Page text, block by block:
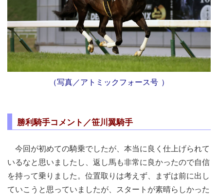
（写真／アトミックフォース号 ）
勝利騎手コメント／笹川翼騎手
今回が初めての騎乗でしたが、本当に良く仕上げられて
いるなと思いましたし、返し馬も非常に良かったので自信
を持って乗りました。位置取りは考えず、まずは前に出し
ていこうと思っていましたが、スタートが素晴らしかった